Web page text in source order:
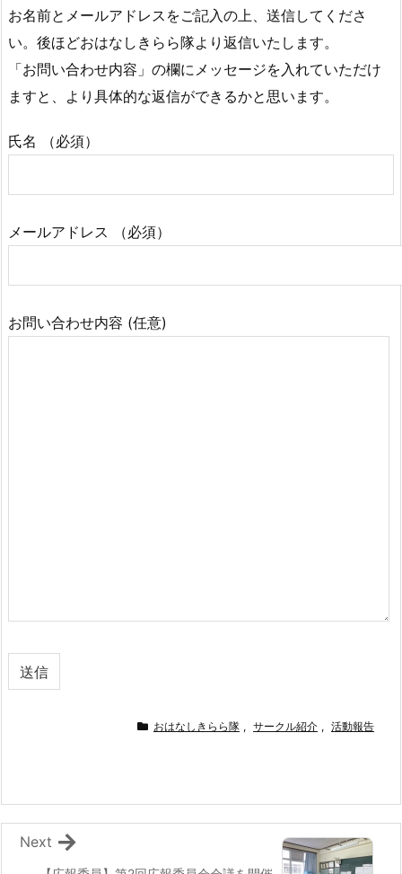
お名前とメールアドレスをご記入の上、送信してくださ
い。後ほどおはなしきらら隊より返信いたします。
「お問い合わせ内容」の欄にメッセージを入れていただけ
ますと、より具体的な返信ができるかと思います。
氏名 （必須）
メールアドレス （必須）
お問い合わせ内容 (任意)
おはなしきらら隊 , サークル紹介 , 活動報告
Next